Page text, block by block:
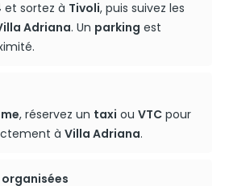
et sortez à Tivoli, puis suivez les
Adriana. Un parking est
, réservez un taxi ou VTC pour
à Villa Adriana.